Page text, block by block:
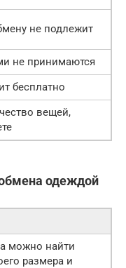
не подлежит
не принимаются
бесплатно
вещей,
одеждой
можно найти
размера и